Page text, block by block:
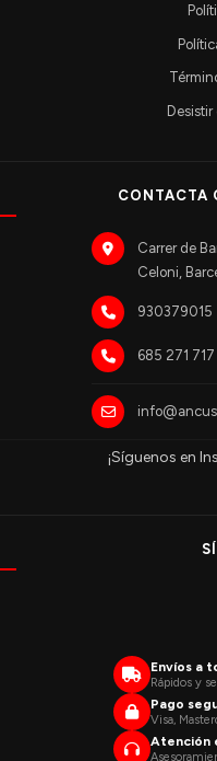
CONTACTA
Carrer de
Celoni,
930379015
685 271 717
¡Síguenos en
Envíos a
Rápidos y
Pago
Visa,
Atención